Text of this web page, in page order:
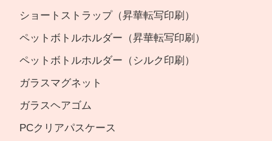
ショートストラップ（昇華転写印刷）
ペットボトルホルダー（昇華転写印刷）
ペットボトルホルダー（シルク印刷）
ガラスマグネット
ガラスヘアゴム
PCクリアパスケース